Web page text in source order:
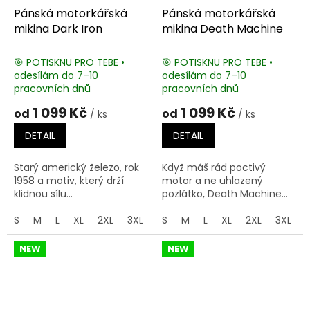
Pánská motorkářská
mikina Dark Iron
🎯 POTISKNU PRO TEBE •
odesílám do 7–10
pracovních dnů
od 1 099 Kč / ks
DETAIL
Starý americký železo, rok
1958 a motiv, který drží
klidnou sílu...
S
M L XL 2XL 3XL 4XL 5XL
Pánská motorkářská
mikina Death Machine
🎯 POTISKNU PRO TEBE •
odesílám do 7–10
pracovních dnů
od 1 099 Kč / ks
DETAIL
Když máš rád poctivý
motor a ne uhlazený
pozlátko, Death Machine...
S
M L XL 2XL 3XL
NEW NEW